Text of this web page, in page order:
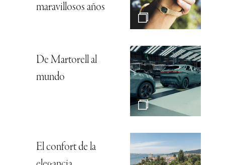
maravillosos años
De Martorell al
mundo
El confort de la